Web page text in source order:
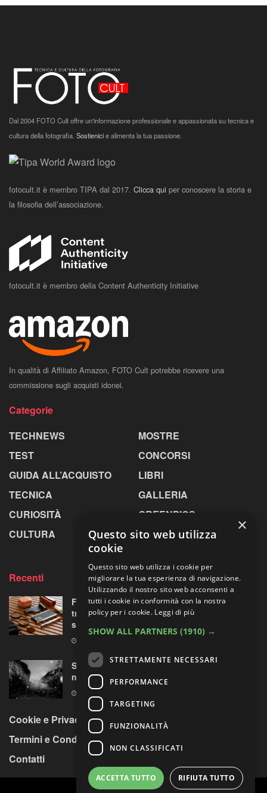
Dal 2004 FOTO Cult offre un'informazione professionale e appassionata su tecnica e
cultura della fotografia. Sostienicie alimenta la tua passione.
fotocult.it è membro TIPA dal 2017. Clicca qui per conoscere la storia e
la filosofia dell’associazione.
fotocult.it è membro della Content Authenticity Initiative
In qualità di Affiliato Amazon, FOTO Cult potrebbe ricevere una
commissione sugli acquisti idonei.
Categorie
TECHNEWS
TEST
GUIDA ALL’ACQUISTO
TECNICA
CURIOSITÀ
CULTURA
MOSTRE
CONCORSI
LIBRI
GALLERIA
GREENPICS
LA RIVISTA
Recenti
Fotorgear Retro Photography Kit: l’iPhone si
traveste da fotocamera, ma ha davvero
senso?
Sperimentazioni artistiche sui paesaggi
nordici
Cookie e Privacy Policy
Termini e Condizioni
Contatti
×
Questo sito web utilizza
cookie
Questo sito web utilizza i cookie per
migliorare la tua esperienza di navigazione.
Utilizzando il nostro sito web acconsenti a
tutti i cookie in conformità con la nostra
policy per i cookie. Leggi di più
SHOW ALL PARTNERS (1910) →
STRETTAMENTE NECESSARI
PERFORMANCE
TARGETING
FUNZIONALITÀ
NON CLASSIFICATI
ACCETTA TUTTO RIFIUTA TUTTO